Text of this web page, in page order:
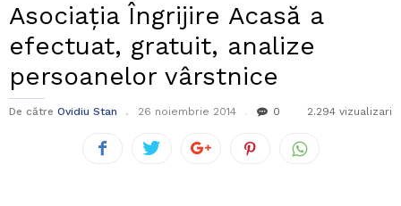
Asociația Îngrijire Acasă a
efectuat, gratuit, analize
persoanelor vârstnice
De către Ovidiu Stan 26 noiembrie 2014 0 2.294 vizualizari